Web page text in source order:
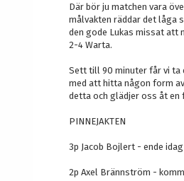
Där bör ju matchen vara
målvakten räddar det låga
den gode Lukas missat att
2-4 Warta.
Sett till 90 minuter får vi ta
med att hitta någon form
detta och glädjer oss åt
PINNEJAKTEN
3p Jacob Bojlert - ende
2p Axel Brännström -